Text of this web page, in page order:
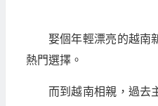
娶個年輕漂亮的越南
熱門選擇。
而到越南相親，過去